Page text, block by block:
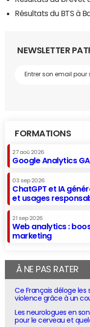
Résultats du BTS à
NEWSLETTER
FORMATIONS
27 aoû 2026
Google Analytics
03 sep 2026
ChatGPT et IA
et usages
21 sep 2026
Web analytics :
marketing
À NE PAS RATER
Ce Français déloge
violence grâce à un
Les neurologues en
pour le cerveau et